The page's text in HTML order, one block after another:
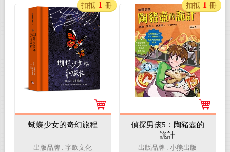
蝴蝶少女的奇幻旅程
出版品牌 : 字畝文化
扣抵 1 冊
偵探男孩5：陶豬壺的
詭計
出版品牌 : 小熊出版
扣抵 1 冊